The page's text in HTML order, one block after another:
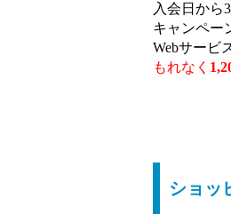
入会日から
キャンペー
Webサービ
もれなく
ショッ